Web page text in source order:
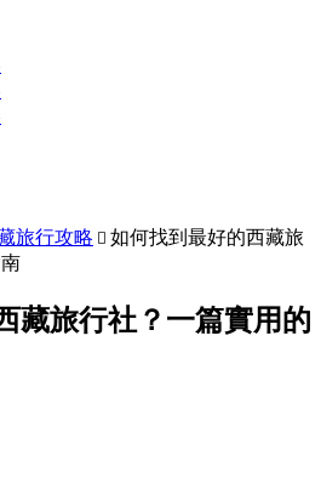
旅行攻略  如何找到最好的西藏旅
藏旅行社？一篇實用的